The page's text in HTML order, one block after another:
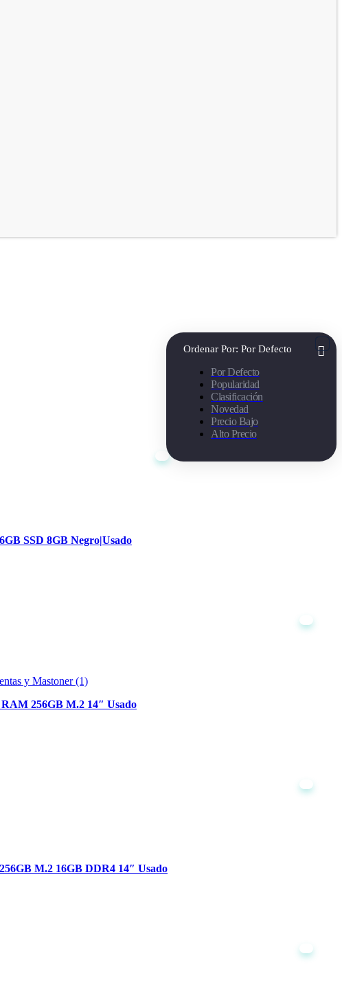
Ordenar Por: Por Defecto
Por Defecto
Popularidad
Clasificación
Novedad
Precio Bajo
Alto Precio
SSD 8GB Negro|Usado
256GB M.2 14″ Usado
M.2 16GB DDR4 14″ Usado